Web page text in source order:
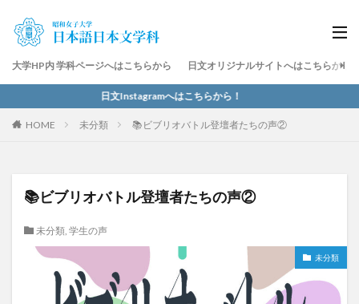
大学HP内 学科ページへはこちらから 日文オリジナルサイトへはこちらから
日文Instagramへはこちらから！
HOME 未分類 📚ビブリオバトル登壇者たちの声②
📚ビブリオバトル登壇者たちの声②
未分類, 学生の声
未分類